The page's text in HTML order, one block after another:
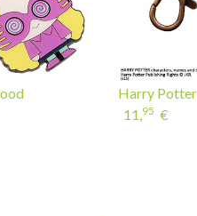
Harry
11,95 €